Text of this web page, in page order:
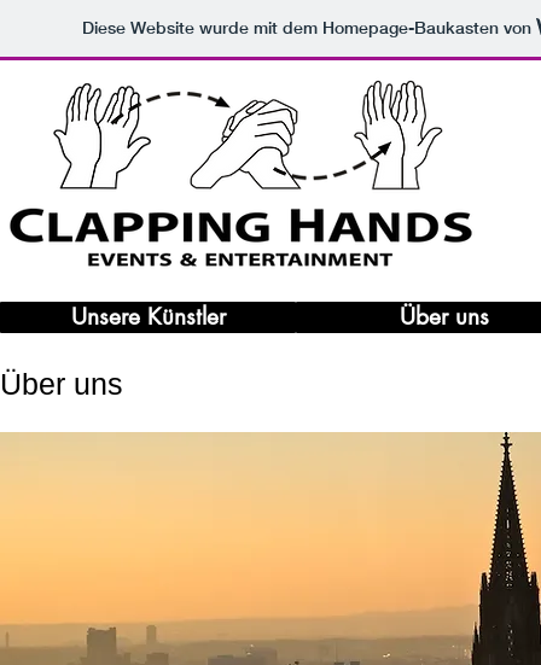
Diese Website wurde mit dem Homepage-Baukasten von
Unsere Künstler Über uns
Über uns